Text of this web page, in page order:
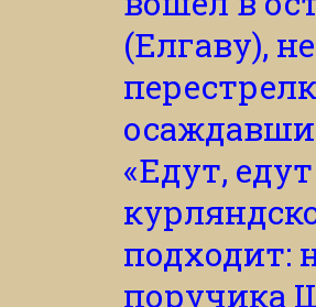
(Елгаву),
«Едут,
подходит:
поручика